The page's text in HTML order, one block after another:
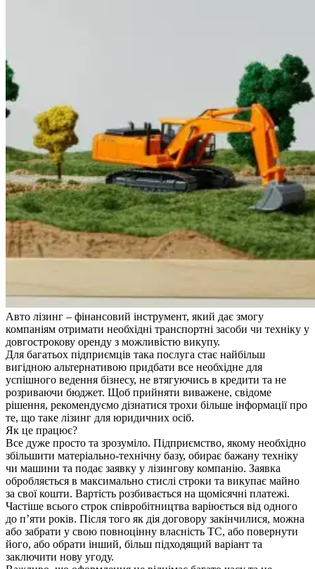
Авто лізинг – фінансовий інструмент, який дає змогу
компаніям отримати необхідні транспортні засоби чи техніку у
довгострокову оренду з можливістю викупу.
Для багатьох підприємців така послуга стає найбільш
вигідною альтернативою придбати все необхідне для
успішного ведення бізнесу, не втягуючись в кредити та не
розриваючи бюджет. Щоб прийняти виважене, свідоме
рішення, рекомендуємо дізнатися трохи більше інформації про
те, що таке лізинг для юридичних осіб.
Як це працює?
Все дуже просто та зрозуміло. Підприємство, якому необхідно
збільшити матеріально-технічну базу, обирає бажану техніку
чи машини та подає заявку у лізингову компанію. Заявка
обробляється в максимально стислі строки та викупає майно
за свої кошти. Вартість розбивається на щомісячні платежі.
Частіше всього строк співробітництва варіюється від одного
до п’яти років. Після того як дія договору закінчилися, можна
або забрати у свою повноцінну власність ТС, або повернути
його, або обрати інший, більш підходящий варіант та
заключити нову угоду.